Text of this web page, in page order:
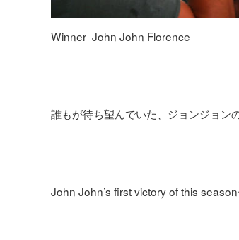
Winner John John Florence
誰もが待ち望んでいた、ジョンジョン
John John’s first victory of this